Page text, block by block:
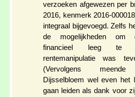
verzoeken afgewezen per
2016, kenmerk 2016-
integraal bijgevoegd. Zelfs
de mogelijkheden om
financieel leeg te
rentemanipulatie was
(Vervolgens meende
Dijsselbloem wel even het
gaan leiden als dank voor